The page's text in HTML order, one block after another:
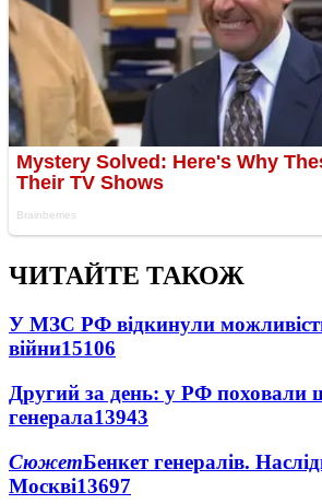
ЧИТАЙТЕ ТАКОЖ
У МЗС РФ відкинули
війни15106
Другий за день: у РФ поховали
генерала13943
СюжетБенкет генералів.
Москві13697